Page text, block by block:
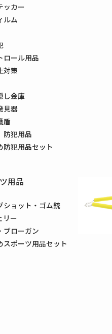
ッカー
ルム
ロール用品
対策
し金庫
見器
盾
犯用品
防犯用品セット
用品
ショット・ゴム銃
リー
ブローガン
スポーツ用品セット